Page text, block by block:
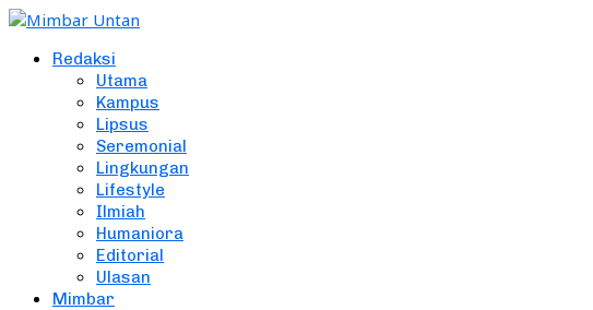
Redaksi
Utama
Kampus
Lipsus
Seremonial
Lingkungan
Lifestyle
Ilmiah
Humaniora
Editorial
Ulasan
Mimbar